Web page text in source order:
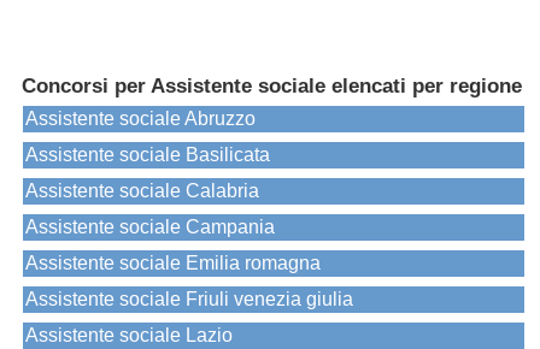
Concorsi per Assistente sociale elencati per regione
Assistente sociale Abruzzo
Assistente sociale Basilicata
Assistente sociale Calabria
Assistente sociale Campania
Assistente sociale Emilia romagna
Assistente sociale Friuli venezia giulia
Assistente sociale Lazio